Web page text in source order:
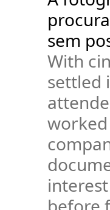
sem
With
settled